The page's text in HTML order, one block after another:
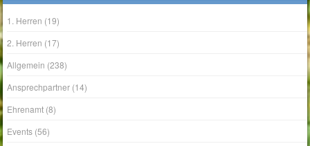
1. Herren (19)
2. Herren (17)
Allgemein (238)
Ansprechpartner (14)
Ehrenamt (8)
Events (56)